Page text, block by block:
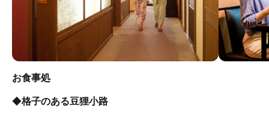
お食事処
◆格子のある豆狸小路